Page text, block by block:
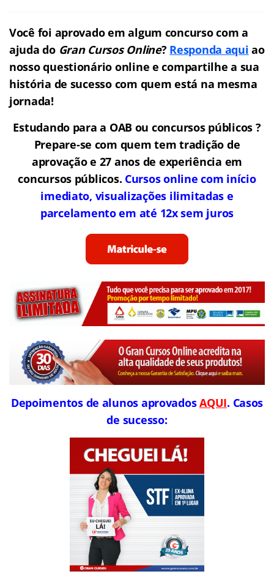
Você foi aprovado em algum concurso com a
ajuda do Gran Cursos Online? Responda aqui ao
nosso questionário online e compartilhe a sua
história de sucesso com quem está na mesma
jornada!
Estudando para a OAB ou concursos públicos ?
Prepare-se com quem tem tradição de
aprovação e 27 anos de experiência em
concursos públicos. Cursos online com início
imediato, visualizações ilimitadas e
parcelamento em até 12x sem juros
Depoimentos de alunos aprovadosAQUI. Casos
de sucesso: